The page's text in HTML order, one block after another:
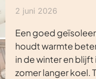
2 juni 2026
Een goed
houdt warmte
in de winter en blijft
zomer langer koel.